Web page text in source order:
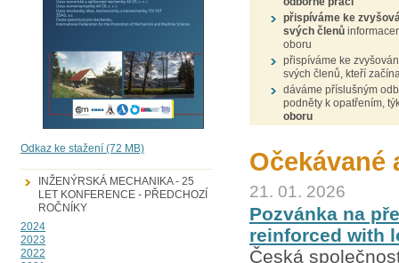
Odkaz ke stažení (72 MB)
INŽENÝRSKÁ MECHANIKA - 25
LET KONFERENCE - PŘEDCHOZÍ
ROČNÍKY
2024
2023
2022
přispíváme ke
svých členů
oboru
přispíváme ke
svých členů, kteří
dáváme příslušným
podněty k opatřením,
oboru
Očekávané
21. 01. 2026
Pozvánka na
reinforced with
Česká